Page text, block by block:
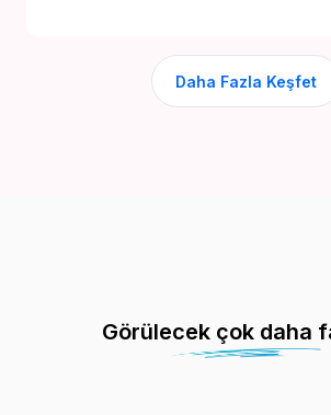
Daha Fazla Keşfet
Görülecek çok daha